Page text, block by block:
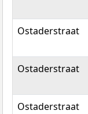
Ostaderstraat
Ostaderstraat
Ostaderstraat